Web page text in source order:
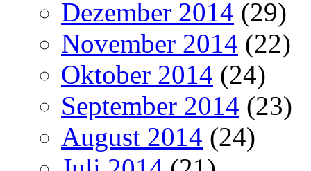
Dezember 2014 (29)
November 2014 (22)
Oktober 2014 (24)
September 2014 (23)
August 2014 (24)